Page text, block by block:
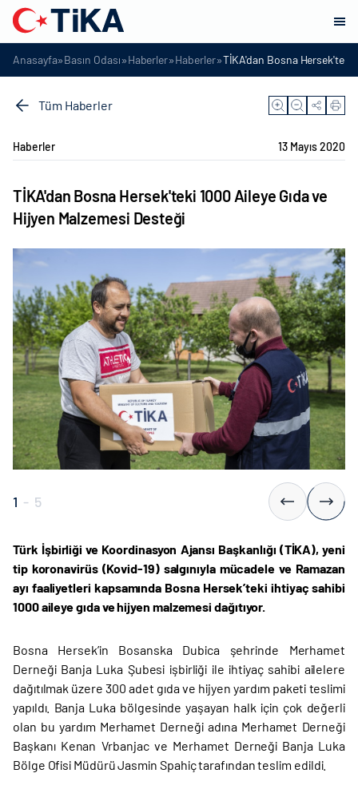
Anasayfa»Basın Odası»Haberler»Haberler»TİKA'dan Bosna Hersek'teki
Tüm Haberler
Haberler 13 Mayıs 2020
TİKA'dan Bosna Hersek'teki 1000 Aileye Gıda ve
Hijyen Malzemesi Desteği
1 - 5
Türk İşbirliği ve Koordinasyon Ajansı Başkanlığı (TİKA), yeni
tip koronavirüs (Kovid-19) salgınıyla mücadele ve Ramazan
ayı faaliyetleri kapsamında Bosna Hersek’teki ihtiyaç sahibi
1000 aileye gıda ve hijyen malzemesi dağıtıyor.
Bosna Hersek’in Bosanska Dubica şehrinde Merhamet
Derneği Banja Luka Şubesi işbirliği ile ihtiyaç sahibi ailelere
dağıtılmak üzere 300 adet gıda ve hijyen yardım paketi teslimi
yapıldı. Banja Luka bölgesinde yaşayan halk için çok değerli
olan bu yardım Merhamet Derneği adına Merhamet Derneği
Başkanı Kenan Vrbanjac ve Merhamet Derneği Banja Luka
Bölge Ofisi Müdürü Jasmin Spahiç tarafından teslim edildi.